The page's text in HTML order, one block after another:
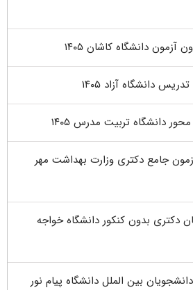
دانشگاه کاشان ۱۴۰۵
دانشگاه آزاد ۱۴۰۵
دانشگاه تربیت مدرس ۱۴۰۵
جامع دکتری وزارت بهداشت مهر
دکتری بدون کنکور دانشگاه خواجه
بین الملل دانشگاه پیام نور